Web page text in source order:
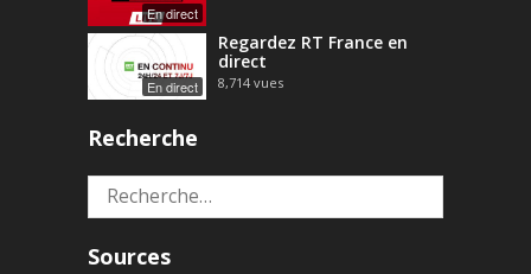
En direct
En direct
Regardez RT France en
direct
8,714 vues
Recherche
Rechercher :
Sources